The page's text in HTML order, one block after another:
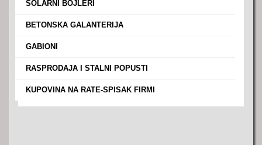
SOLARNI BOJLERI
BETONSKA GALANTERIJA
GABIONI
RASPRODAJA I STALNI POPUSTI
KUPOVINA NA RATE-SPISAK FIRMI